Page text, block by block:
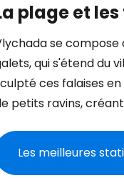
plage et
se compose
qui s'étend du
ces falaises
petits ravins,
Les meilleures